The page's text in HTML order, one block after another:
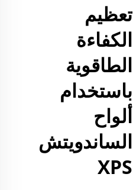
تعظيم
الكفاءة
الطاقوية
باستخدام
ألواح
الساندويتش
XPS